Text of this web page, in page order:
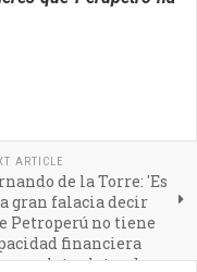
ARTICLE
de la Torre: 'Es
gran falacia decir
Petroperú no tiene
financiera
explotar lotes de